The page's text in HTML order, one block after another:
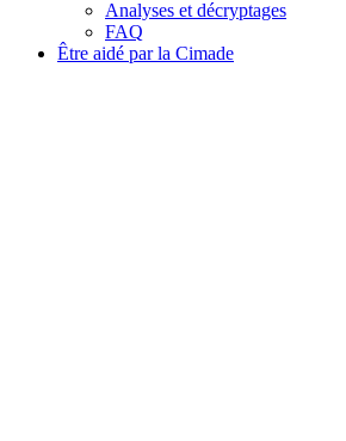
Analyses et décryptages
FAQ
Être aidé par la Cimade